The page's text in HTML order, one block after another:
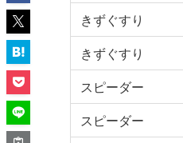
きずぐすり
きずぐすり
スピーダー
スピーダー